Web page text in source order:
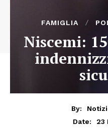
FAMIGLIA
Niscemi:
By:
Date:
23